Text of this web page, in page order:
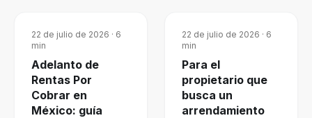
22 de julio de 2026 · 6
min
Adelanto de
Rentas Por
Cobrar en
México: guía
22 de julio de 2026 · 6
min
Para el
propietario que
busca un
arrendamiento